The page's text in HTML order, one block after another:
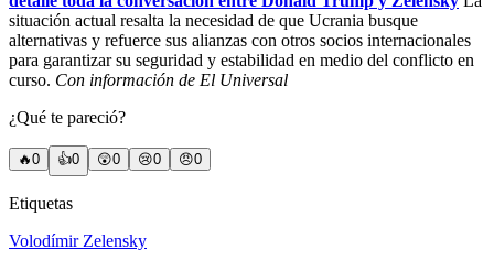
situación actual resalta la necesidad de que Ucrania busque
alternativas y refuerce sus alianzas con otros socios internacionales
para garantizar su seguridad y estabilidad en medio del conflicto en
curso. Con información de El Universal
¿Qué te pareció?
🔥0 👍0 😲0 😢0 😠0
Etiquetas
Volodímir Zelensky